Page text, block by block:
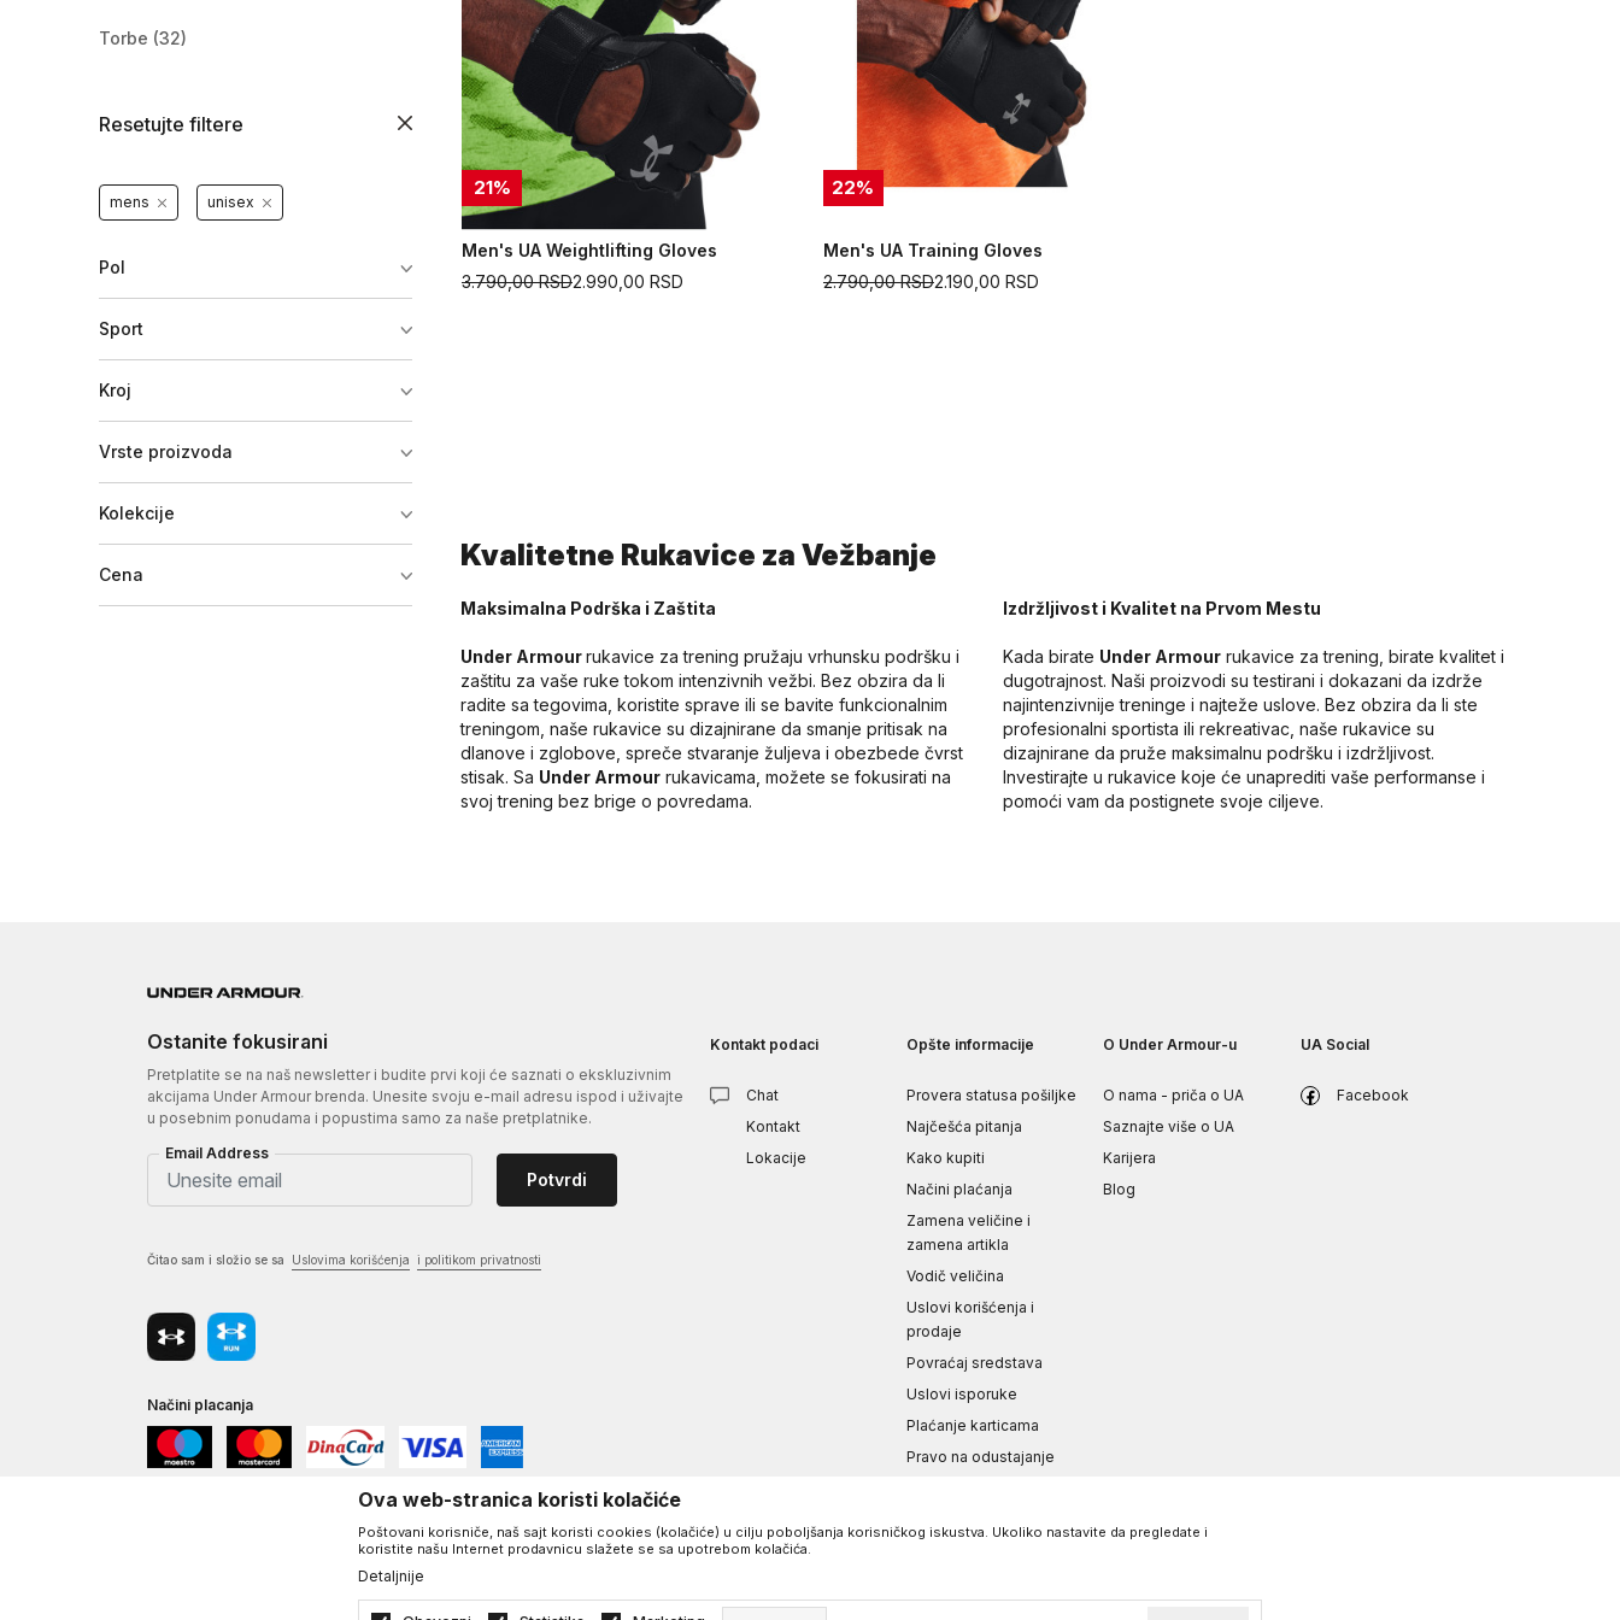
Torbe (32)
Resetujte filtere
mens unisex
Pol
Sport
Kroj
Vrste proizvoda
Kolekcije
Cena
21%
Men's UA Weightlifting Gloves
2.990,00 RSD
3.790,00RSD
22%
Men's UA Training Gloves
2.190,00 RSD
2.790,00RSD
Kvalitetne Rukavice za Vežbanje
Maksimalna Podrška i Zaštita
Under Armourrukavice za trening pružaju vrhunsku podršku i
zaštitu za vaše ruke tokom intenzivnih vežbi. Bez obzira da li
radite sa tegovima, koristite sprave ili se bavite funkcionalnim
treningom, naše rukavice su dizajnirane da smanje pritisak na
dlanove i zglobove, spreče stvaranje žuljeva i obezbede čvrst
stisak. Sa Under Armour rukavicama, možete se fokusirati na
svoj trening bez brige o povredama.
Izdržljivost i Kvalitet na Prvom Mestu
Kada birate Under Armour rukavice za trening, birate kvalitet i
dugotrajnost. Naši proizvodi su testirani i dokazani da izdrže
najintenzivnije treninge i najteže uslove. Bez obzira da li ste
profesionalni sportista ili rekreativac, naše rukavice su
dizajnirane da pruže maksimalnu podršku i izdržljivost.
Investirajte u rukavice koje će unaprediti vaše performanse i
pomoći vam da postignete svoje ciljeve.
Ostanite fokusirani
Pretplatite se na naš newsletter i budite prvi koji će saznati o ekskluzivnim
akcijama Under Armour brenda. Unesite svoju e-mail adresu ispod i uživajte
u posebnim ponudama i popustima samo za naše pretplatnike.
Email Address
Potvrdi
Čitao sam i složio se sa Uslovima korišćenja i politikom privatnosti
Načini placanja
Kontakt podaci
Chat
Kontakt
Lokacije
Opšte informacije
Provera statusa pošiljke
Najčešća pitanja
Kako kupiti
Načini plaćanja
Zamena veličine i
zamena artikla
Vodič veličina
Uslovi korišćenja i
prodaje
Povraćaj sredstava
Uslovi isporuke
Plaćanje karticama
Pravo na odustajanje
sigurnosti podataka
O Under Armour-u
O nama - priča o UA
Saznajte više o UA
Karijera
Blog
UA Social
Facebook
, IzradaNB SOFT. Sva prava zadržana.
Ova web-stranica koristi kolačiće
Poštovani korisniče, naš sajt koristi cookies (kolačiće) u cilju poboljšanja korisničkog iskustva. Ukoliko nastavite da pregledate i
koristite našu Internet prodavnicu slažete se sa upotrebom kolačića.
Detaljnije